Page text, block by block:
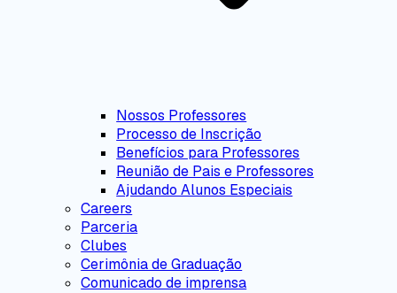
Nossos Professores
Processo de Inscrição
Benefícios para Professores
Reunião de Pais e Professores
Ajudando Alunos Especiais
Careers
Parceria
Clubes
Cerimônia de Graduação
Comunicado de imprensa